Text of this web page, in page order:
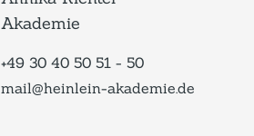
Akademie
+49 30 40 50 51 - 50
mail@heinlein-akademie.de